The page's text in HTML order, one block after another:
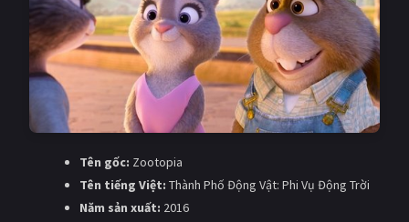
Tên gốc: Zootopia
Tên tiếng Việt: Thành Phố Động Vật: Phi Vụ Động Trời
Năm sản xuất: 2016